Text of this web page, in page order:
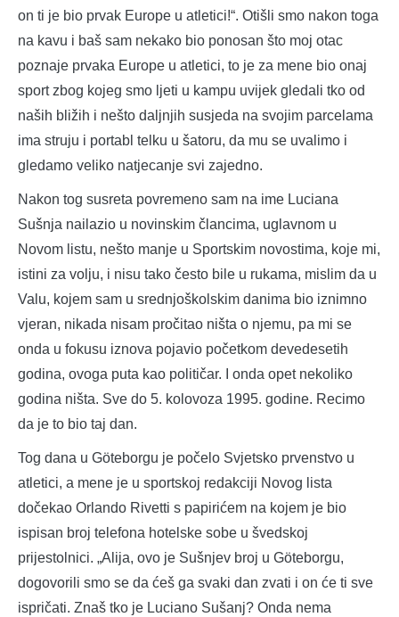
on ti je bio prvak Europe u atletici!“. Otišli smo nakon toga
na kavu i baš sam nekako bio ponosan što moj otac
poznaje prvaka Europe u atletici, to je za mene bio onaj
sport zbog kojeg smo ljeti u kampu uvijek gledali tko od
naših bližih i nešto daljnjih susjeda na svojim parcelama
ima struju i portabl telku u šatoru, da mu se uvalimo i
gledamo veliko natjecanje svi zajedno.
Nakon tog susreta povremeno sam na ime Luciana
Sušnja nailazio u novinskim člancima, uglavnom u
Novom listu, nešto manje u Sportskim novostima, koje mi,
istini za volju, i nisu tako često bile u rukama, mislim da u
Valu, kojem sam u srednjoškolskim danima bio iznimno
vjeran, nikada nisam pročitao ništa o njemu, pa mi se
onda u fokusu iznova pojavio početkom devedesetih
godina, ovoga puta kao političar. I onda opet nekoliko
godina ništa. Sve do 5. kolovoza 1995. godine. Recimo
da je to bio taj dan.
Tog dana u Göteborgu je počelo Svjetsko prvenstvo u
atletici, a mene je u sportskoj redakciji Novog lista
dočekao Orlando Rivetti s papirićem na kojem je bio
ispisan broj telefona hotelske sobe u švedskoj
prijestolnici. „Alija, ovo je Sušnjev broj u Göteborgu,
dogovorili smo se da ćeš ga svaki dan zvati i on će ti sve
ispričati. Znaš tko je Luciano Sušanj? Onda nema